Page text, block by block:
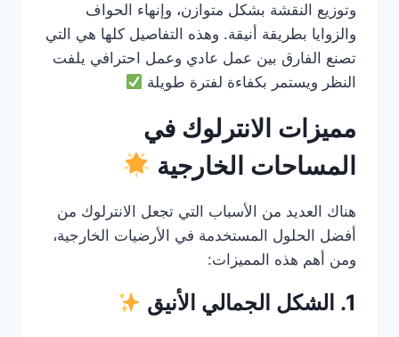
وتوزيع النقشة بشكل متوازن، وإنهاء الحواف
والزوايا بطريقة أنيقة. وهذه التفاصيل كلها هي التي
تصنع الفارق بين عمل عادي وعمل احترافي يلفت
النظر ويستمر بكفاءة لفترة طويلة
مميزات الانترلوك في
المساحات الخارجية
هناك العديد من الأسباب التي تجعل الانترلوك من
أفضل الحلول المستخدمة في الأرضيات الخارجية،
ومن أهم هذه المميزات:
1. الشكل الجمالي الأنيق